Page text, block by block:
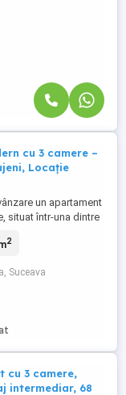
cu 3 camere –
Locație
un apartament
situat într-una dintre
Neo Tower,
și este amplasat
nou, prevăzut cu
2
Suceava
cu 3 camere,
intermediar, 68